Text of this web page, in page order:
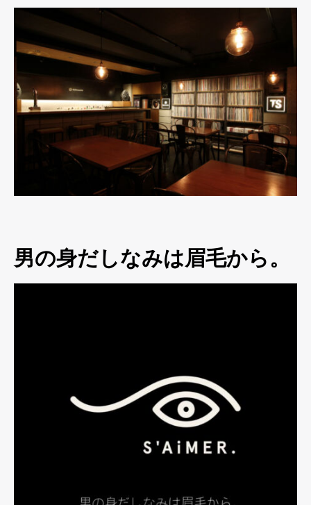
男の身だしなみは眉毛から。